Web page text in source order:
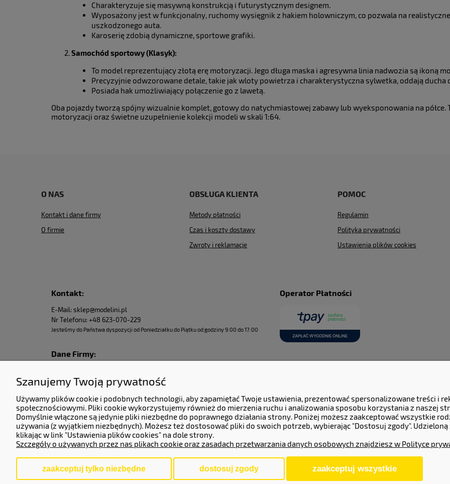
Charakteryzuje się masywną konstrukcją i futurystycznym designem.
Wyposażony jest w funkcjonalny, ruchomy wysięgnik z hakiem holowniczym, co pozwala na
uszkodzonego auta.
Karoserię zdobią dynamiczne, sportowe grafiki.
Samochód sportowy (Klasyk):
To model reprezentujący złotą erę motoryzacji. Jego długa maska i agresywna linia nadwozia są ikoną
Precyzyjnie odwzorowane detale, takie jak wloty powietrza i charakterystyczna sylwetka, oddają ducha
Posiada hak umożliwiający połączenie go z lawetą.
Oba pojazdy tworzą spójny wizualnie komplet, gotowy do natychmiastowej zabawy lub wyeksponowania na półce.
motoryzacji oraz świetne uzupełnienie kolekcji modeli w skali 1:64.
O NAS
Kontakt i dane firmy
O firmie
OBSŁUGA KLIENTA
Metody płatności
Czas i koszty dostawy
Zwroty i reklamacje
POMOC
Regulamin
Polityka prywatności
Ustawienia plików cookies
Kontakt:
E-Mail: sklep@modelini.pl
Nr Telefonu: +48 623-070-229
Jesteśmy do Państwa dyspozycji od Poniedziałku do Piątku od godziny 9:00 do 17:00
Dane Firmy:
13 High Birch Court 79 Park Road,
New Barnet, Barnet, England, EN4 9QG
Company number 14133071.
Adres do zwrotów i reklamacji:
Częstochowska 77, 62-800 Kalisz.
Operator Płatności
Szanujemy Twoją prywatność
Używamy plików cookie i podobnych technologii, aby zapamiętać Twoje ustawienia, prezentować spersonalizowane treści i
społecznościowymi. Pliki cookie wykorzystujemy również do mierzenia ruchu i analizowania sposobu korzystania z naszej
Domyślnie włączone są jedynie pliki niezbędne do poprawnego działania strony. Poniżej możesz zaakceptować wszystkie
używania (z wyjątkiem niezbędnych). Możesz też dostosować pliki do swoich potrzeb, wybierając "Dostosuj zgody".
klikając w link "Ustawienia plików cookies" na dole strony.
Szczegóły o używanych przez nas plikach cookie oraz zasadach przetwarzania danych osobowych znajdziesz w Polityce
zaakceptuj tylko niezbędne dostosuj zgody zaakceptuj wszystkie